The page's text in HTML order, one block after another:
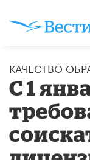
КАЧЕСТВО
С 1